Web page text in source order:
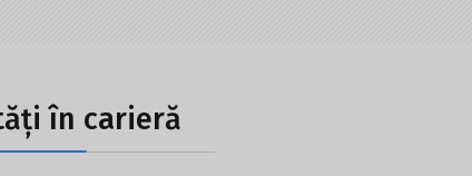
în carieră